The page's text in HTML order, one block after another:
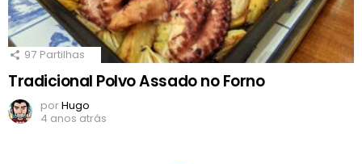
97 Partilhas
Tradicional Polvo Assado no Forno
porHugo
4 anos atrás